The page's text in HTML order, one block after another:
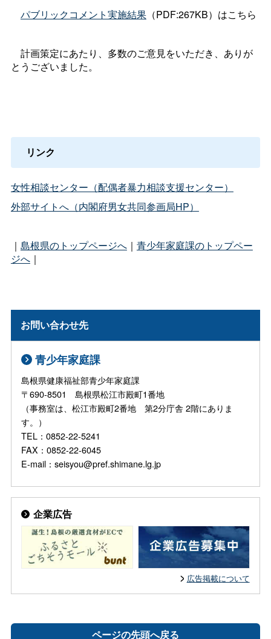
パブリックコメント実施結果（PDF:267KB）はこちら
計画策定にあたり、多数のご意見をいただき、ありが
とうございました。
リンク
女性相談センター（配偶者暴力相談支援センター）
外部サイトへ（内閣府男女共同参画局HP）
｜ 島根県のトップページへ｜ 青少年家庭課のトップペー
ジへ｜
お問い合わせ先
青少年家庭課
島根県健康福祉部青少年家庭課
〒690-8501 島根県松江市殿町1番地
（事務室は、松江市殿町2番地 第2分庁舎 2階にありま
す。）
TEL：0852-22-5241
FAX：0852-22-6045
E-mail：seisyou@pref.shimane.lg.jp
企業広告
広告掲載について
ページの先頭へ戻る